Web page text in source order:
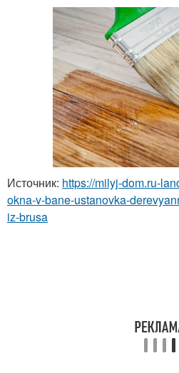
Источник: https://milyj-dom.ru-
okna-v-bane-ustanovka-
iz-brusa